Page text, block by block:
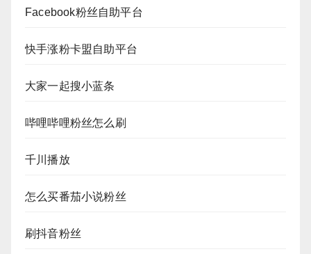
Facebook粉丝自助平台
快手涨粉卡盟自助平台
大家一起搜小蓝条
哔哩哔哩粉丝怎么刷
千川播放
怎么买番茄小说粉丝
刷抖音粉丝